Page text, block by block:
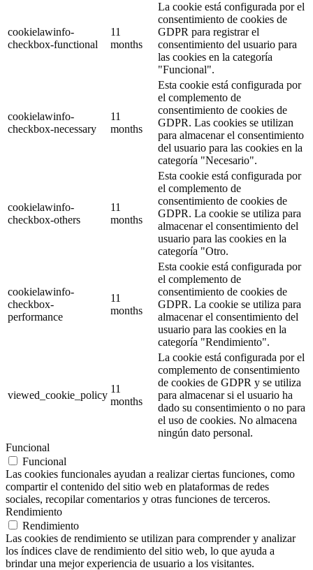
cookielawinfo-
checkbox-functional
11
months
La cookie está configurada por el
consentimiento de cookies de
GDPR para registrar el
consentimiento del usuario para
las cookies en la categoría
"Funcional".
cookielawinfo-
checkbox-necessary
11
months
Esta cookie está configurada por
el complemento de
consentimiento de cookies de
GDPR. Las cookies se utilizan
para almacenar el consentimiento
del usuario para las cookies en la
categoría "Necesario".
cookielawinfo-
checkbox-others
11
months
Esta cookie está configurada por
el complemento de
consentimiento de cookies de
GDPR. La cookie se utiliza para
almacenar el consentimiento del
usuario para las cookies en la
categoría "Otro.
cookielawinfo-
checkbox-
performance
11
months
Esta cookie está configurada por
el complemento de
consentimiento de cookies de
GDPR. La cookie se utiliza para
almacenar el consentimiento del
usuario para las cookies en la
categoría "Rendimiento".
viewed_cookie_policy
11
months
La cookie está configurada por el
complemento de consentimiento
de cookies de GDPR y se utiliza
para almacenar si el usuario ha
dado su consentimiento o no para
el uso de cookies. No almacena
ningún dato personal.
Funcional
Funcional
Las cookies funcionales ayudan a realizar ciertas funciones, como
compartir el contenido del sitio web en plataformas de redes
sociales, recopilar comentarios y otras funciones de terceros.
Rendimiento
Rendimiento
Las cookies de rendimiento se utilizan para comprender y analizar
los índices clave de rendimiento del sitio web, lo que ayuda a
brindar una mejor experiencia de usuario a los visitantes.